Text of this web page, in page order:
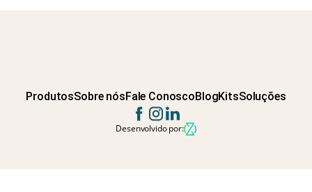
ProdutosSobre nósFale ConoscoBlogKitsSoluções
Desenvolvido por: